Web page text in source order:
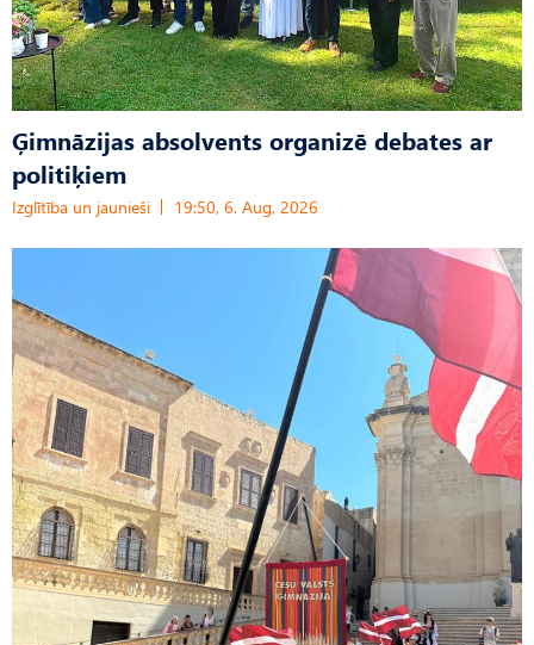
Ģimnāzijas absolvents organizē debates ar
politiķiem
Izglītība un jaunieši 19:50, 6. Aug, 2026